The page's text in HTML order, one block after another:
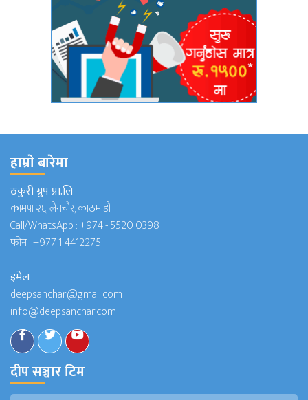
हाम्राे बारेमा
ठकुरी ग्रुप प्रा.लि
कामपा २६, लैनचौर, काठमाडौं
Call/WhatsApp :+974 - 5520 0398
फोन :+977-1-4412275
इमेल
deepsanchar@gmail.com
info@deepsanchar.com
दीप सञ्चार टिम